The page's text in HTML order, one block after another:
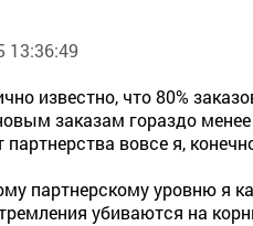
13:36:49
известно, что 80%
заказам гораздо
партнерства вовсе я,
партнерскому уровню я
убиваются на